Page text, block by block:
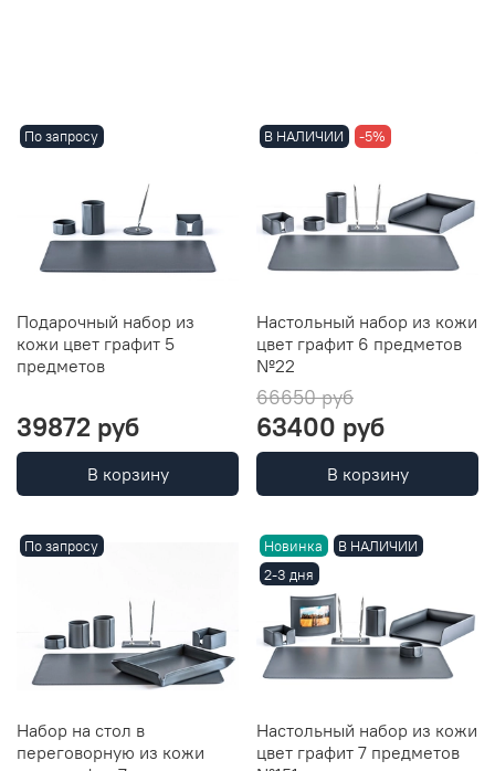
По запросу
Подарочный набор из
кожи цвет графит 5
предметов
39872 руб
В корзину
В НАЛИЧИИ -5%
Настольный набор из кожи
цвет графит 6 предметов
№22
66650 руб
63400 руб
В корзину
По запросу
Набор на стол в
переговорную из кожи
Новинка
В НАЛИЧИИ
2-3 дня
Настольный набор из кожи
цвет графит 7 предметов